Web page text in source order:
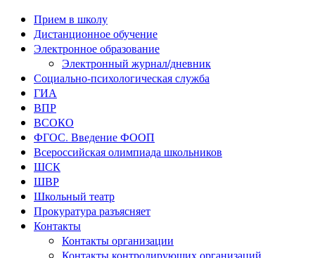
Прием в школу
Дистанционное обучение
Электронное образование
Электронный журнал/дневник
Социально-психологическая служба
ГИА
ВПР
ВСОКО
ФГОС. Введение ФООП
Всероссийская олимпиада школьников
ШСК
ШВР
Школьный театр
Прокуратура разъясняет
Контакты
Контакты организации
Контакты контролирующих организаций